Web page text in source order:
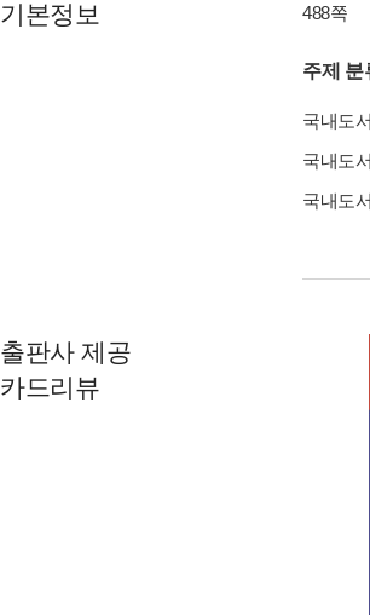
기본정보 488쪽
주제 분
국내도
국내도
국내도
출판사 제공
카드리뷰